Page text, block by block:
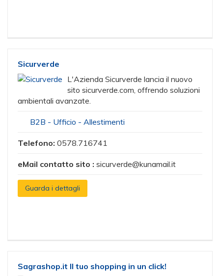
Sicurverde
L'Azienda Sicurverde lancia il nuovo
sito sicurverde.com, offrendo soluzioni
ambientali avanzate.
B2B - Ufficio - Allestimenti
Telefono: 0578.716741
eMail contatto sito : sicurverde@kunamail.it
Guarda i dettagli
Sagrashop.it Il tuo shopping in un click!